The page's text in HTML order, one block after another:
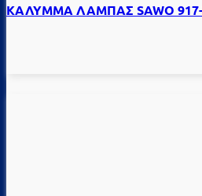
ΚΑΛΥΜΜΑ ΛΑΜΠΑΣ SAWO 917-